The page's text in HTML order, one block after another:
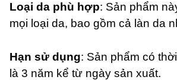
Loại da phù hợp: Sản phẩm
mọi loại da, bao gồm cả làn da
Hạn sử dụng: Sản phẩm có
là 3 năm kể từ ngày sản xuất.